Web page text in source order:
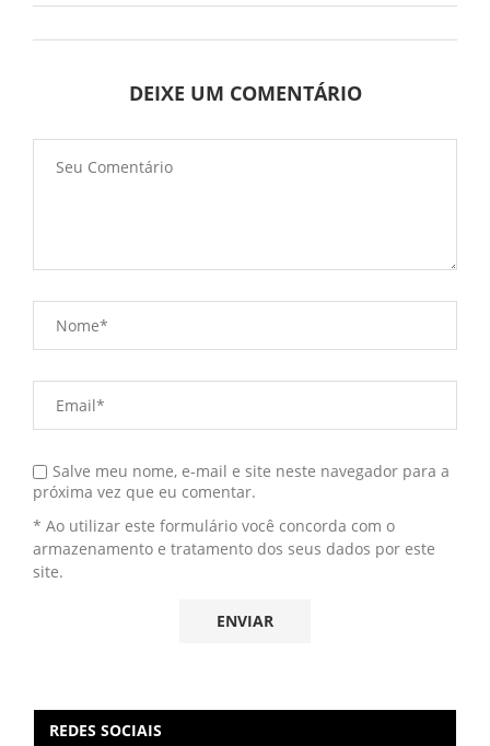
DEIXE UM COMENTÁRIO
Salve meu nome, e-mail e site neste navegador para a
próxima vez que eu comentar.
* Ao utilizar este formulário você concorda com o
armazenamento e tratamento dos seus dados por este
site.
REDES SOCIAIS